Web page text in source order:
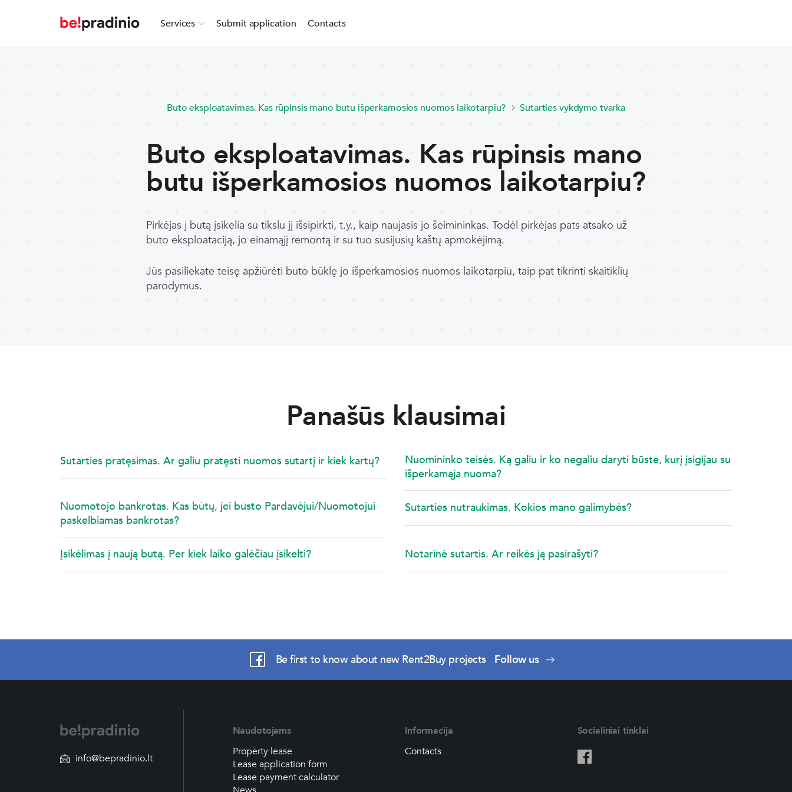
Services Submit application Contacts
Buto eksploatavimas. Kas rūpinsis mano butu išperkamosios nuomos laikotarpiu? Sutarties vykdymo tvarka
Buto eksploatavimas. Kas rūpinsis mano
butu išperkamosios nuomos laikotarpiu?
Pirkėjas į butą įsikelia su tikslu jį išsipirkti, t.y., kaip naujasis jo šeimininkas. Todėl pirkėjas pats atsako už
buto eksploataciją, jo einamąjį remontą ir su tuo susijusių kaštų apmokėjimą.
Jūs pasiliekate teisę apžiūrėti buto būklę jo išperkamosios nuomos laikotarpiu, taip pat tikrinti skaitiklių
parodymus.
Panašūs klausimai
Sutarties pratęsimas. Ar galiu pratęsti nuomos sutartį ir kiek kartų?
Nuomininko teisės. Ką galiu ir ko negaliu daryti būste, kurį įsigijau su
išperkamąja nuoma?
Nuomotojo bankrotas. Kas būtų, jei būsto Pardavėjui/Nuomotojui
paskelbiamas bankrotas?
Sutarties nutraukimas. Kokios mano galimybės?
Įsikėlimas į naują butą. Per kiek laiko galėčiau įsikelti? Notarinė sutartis. Ar reikės ją pasirašyti?
Be first to know about new Rent2Buy projects Follow us
info@bepradinio.lt
Naudotojams
Property lease
Lease application form
Lease payment calculator
Informacija
Contacts
Socialiniai tinklai